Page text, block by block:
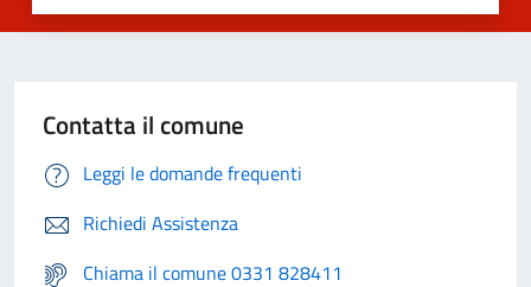
Contatta il comune
Leggi le domande frequenti
Richiedi Assistenza
Chiama il comune 0331 828411